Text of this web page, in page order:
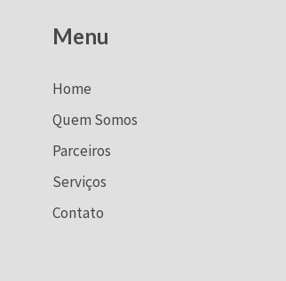
Menu
Home
Quem Somos
Parceiros
Serviços
Contato